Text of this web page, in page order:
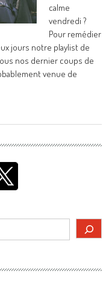
calme
vendredi ?
Pour remédier
jours notre playlist de
nos dernier coups de
venue de